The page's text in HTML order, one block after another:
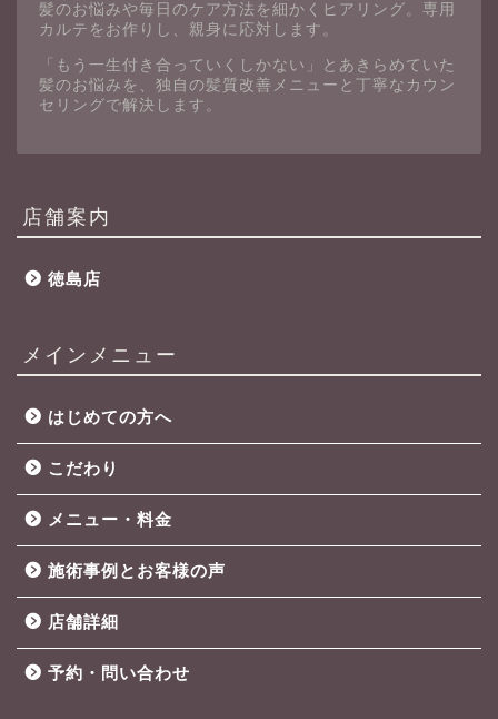
髪のお悩みや毎日のケア方法を細かくヒアリング。専用
カルテをお作りし、親身に応対します。
「もう一生付き合っていくしかない」とあきらめていた
髪のお悩みを、独自の髪質改善メニューと丁寧なカウン
セリングで解決します。
店舗案内
徳島店
メインメニュー
はじめての方へ
こだわり
メニュー・料金
施術事例とお客様の声
店舗詳細
予約・問い合わせ